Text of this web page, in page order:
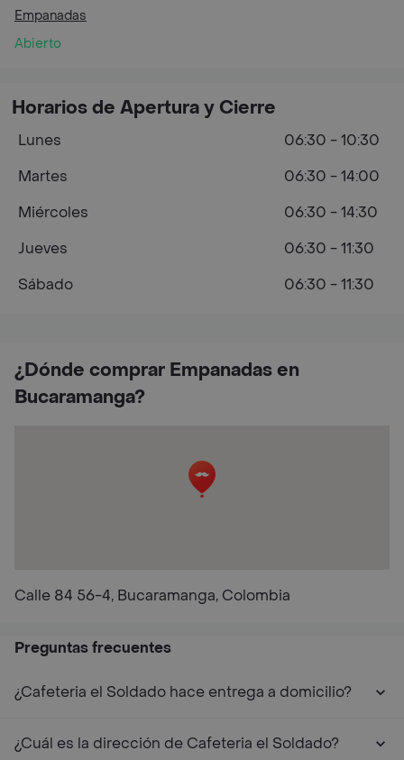
Empanadas
Abierto
¿Dónde comprar Empanadas en
Bucaramanga?
Calle 84 56-4, Bucaramanga, Colombia
Horarios de Apertura y Cierre
Lunes
06:30 - 10:30
Martes
06:30 - 14:00
Miércoles
06:30 - 14:30
Jueves
06:30 - 11:30
Sábado
06:30 - 11:30
Preguntas frecuentes
¿Cafeteria el Soldado hace entrega a domicilio?
¿Cuál es la dirección de Cafeteria el Soldado?